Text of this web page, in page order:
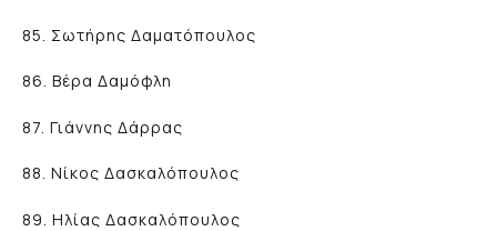
85. Σωτήρης Δαματόπουλος
86. Βέρα Δαμόφλη
87. Γιάννης Δάρρας
88. Νίκος Δασκαλόπουλος
89. Ηλίας Δασκαλόπουλος